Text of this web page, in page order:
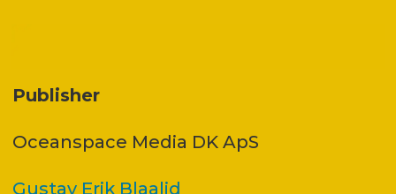
Publisher
Oceanspace Media DK ApS
Gustav Erik Blaalid